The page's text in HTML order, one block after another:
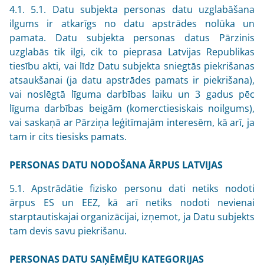
4.1. 5.1. Datu subjekta personas datu uzglabāšana
ilgums ir atkarīgs no datu apstrādes nolūka un
pamata. Datu subjekta personas datus Pārzinis
uzglabās tik ilgi, cik to pieprasa Latvijas Republikas
tiesību akti, vai līdz Datu subjekta sniegtās piekrišanas
atsaukšanai (ja datu apstrādes pamats ir piekrišana),
vai noslēgtā līguma darbības laiku un 3 gadus pēc
līguma darbības beigām (komerctiesiskais noilgums),
vai saskaņā ar Pārziņa leģitīmajām interesēm, kā arī, ja
tam ir cits tiesisks pamats.
PERSONAS DATU NODOŠANA ĀRPUS LATVIJAS
5.1. Apstrādātie fizisko personu dati netiks nodoti
ārpus ES un EEZ, kā arī netiks nodoti nevienai
starptautiskajai organizācijai, izņemot, ja Datu subjekts
tam devis savu piekrišanu.
PERSONAS DATU SAŅĒMĒJU KATEGORIJAS